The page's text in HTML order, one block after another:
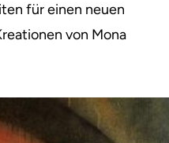
für einen neuen
von Mona